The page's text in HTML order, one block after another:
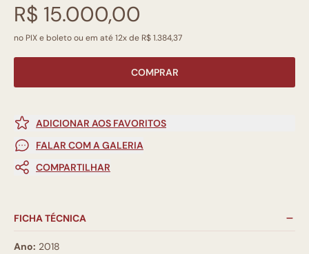
R$ 15.000,00
no PIX e boleto ou em até 12x de R$ 1.384,37
COMPRAR
ADICIONAR AOS FAVORITOS
FALAR COM A GALERIA
COMPARTILHAR
FICHA TÉCNICA
Ano: 2018